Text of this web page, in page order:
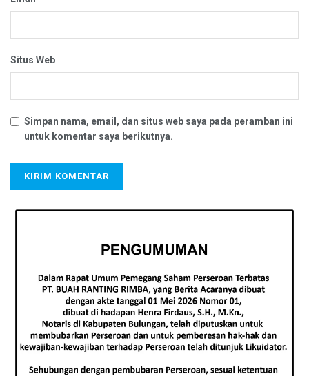
Situs Web
Simpan nama, email, dan situs web saya pada peramban ini
untuk komentar saya berikutnya.